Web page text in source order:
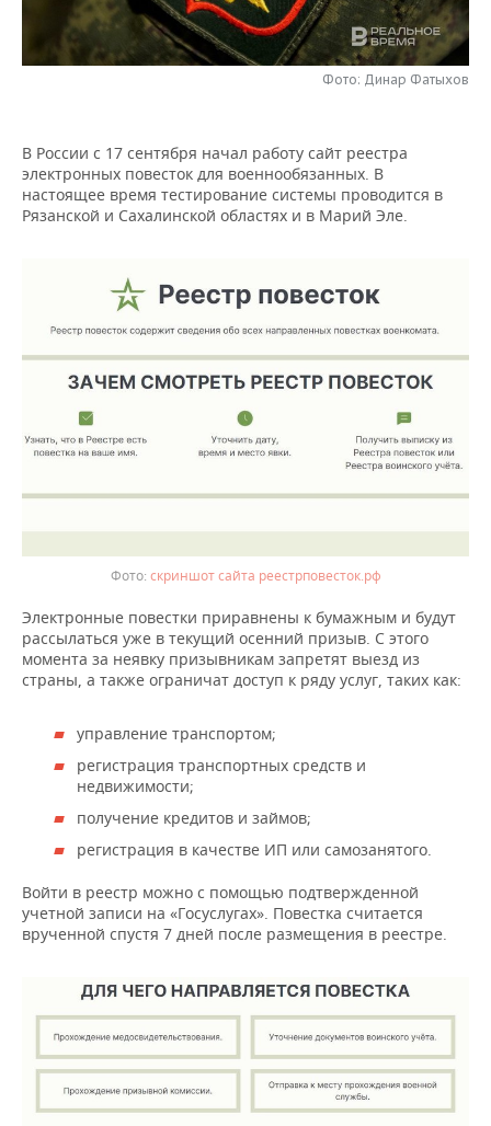
НЕФТЕХИМИЯ
ЭНЕРГЕТИКА
РОЗНИЧНАЯ ТОРГОВЛЯ
НОВОСТИ ТЕХНОЛОГИЙ
ТЕЛЕКОММУНИКАЦИИ
МЕРОПРИЯТИЯ
ВЫЕЗДНАЯ РЕДАКЦИЯ
БИЗНЕС-БРАНЧИ
ОТКРЫТАЯ ЛЕКЦИЯ
НОВОСТИ СПОРТА
ФУТБОЛ
БАСКЕТБОЛ
КИБЕРСПОРТ
ФИГУРНОЕ КАТАНИЕ
ВОДНЫЕ ВИДЫ СПОРТА
ОБЩЕСТВО
НОВОСТИ ОБЩЕСТВА
ИНФРАСТРУКТУРА
КУЛЬТУРА
МЕДИЦИНА
ОБРАЗОВАНИЕ
ФОТОГАЛЕРЕЯ
СПРАВОЧНИК
СПИСОК КОМПАНИЙ
Фото: Динар Фатыхов
В России с 17 сентября начал работу сайт реестра
электронных повесток для военнообязанных. В
настоящее время тестирование системы проводится в
Рязанской и Сахалинской областях и в Марий Эле.
скриншот сайта реестрповесток.рф
Электронные повестки приравнены к бумажным и будут
рассылаться уже в текущий осенний призыв. С этого
момента за неявку призывникам запретят выезд из
страны, а также ограничат доступ к ряду услуг, таких как:
управление транспортом;
регистрация транспортных средств и
недвижимости;
получение кредитов и займов;
регистрация в качестве ИП или самозанятого.
Войти в реестр можно с помощью подтвержденной
учетной записи на «Госуслугах». Повестка считается
врученной спустя 7 дней после размещения в реестре.